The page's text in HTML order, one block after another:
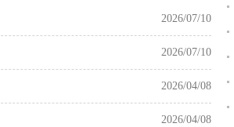
2026/07/10
2026/07/10
2026/04/08
2026/04/08